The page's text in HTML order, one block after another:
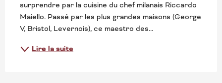
surprendre par la cuisine du chef milanais Riccardo
Maiello. Passé par les plus grandes maisons (George
V, Bristol, Levernois), ce maestro des...
Lire la suite